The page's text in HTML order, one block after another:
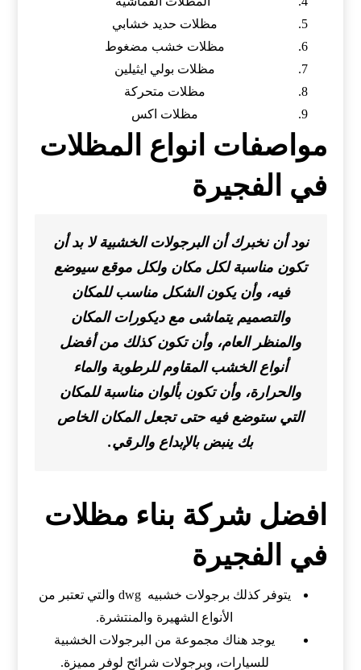
مظلات حديد خشابي
مظلات خشب مضغوط
مظلات بولي ايثيلين
مظلات متحركة
مظلات اكس
مواصفات انواع المظلات
في الفجيرة
نود أن نخبرك أن البرجولات الخشبية لا بد أن
تكون مناسبة لكل مكان ولكل موقع سيوضع
فيه، وأن يكون الشكل مناسب للمكان
والتصميم يتماشى مع ديكورات المكان
والمنظر العام، وأن تكون كذلك من أفضل
أنواع الخشب المقاوم للرطوبة والماء
والحرارة، وأن تكون بألوان مناسبة للمكان
التي ستوضع فيه حتى تجعل المكان الخاص
بك ينبض بالإبداع والرقي.
افضل شركة بناء مظلات
في الفجيرة
يتوفر كذلك برجولات خشبيه dwg والتي تعتبر من
الأنواع الشهيرة والمنتشرة.
يوجد هناك مجموعة من البرجولات الخشبية
للسيارات، وبرجولات شرائح لوفر مميزة.